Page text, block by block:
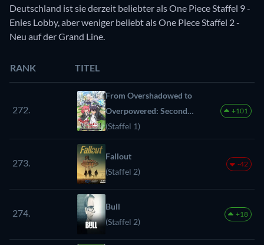
Deutschland ist sie derzeit beliebter als One Piece Staffel 9 -
Enies Lobby, aber weniger beliebt als One Piece Staffel 2 -
Neu auf der Grand Line.
RANK TITEL
272.
From Overshadowed to
Overpowered: Second
Reincarnation of a
Talentless Sage
(Staffel 1)
+101
273.
Fallout
(Staffel 2)
-42
274.
Bull
(Staffel 2)
+18